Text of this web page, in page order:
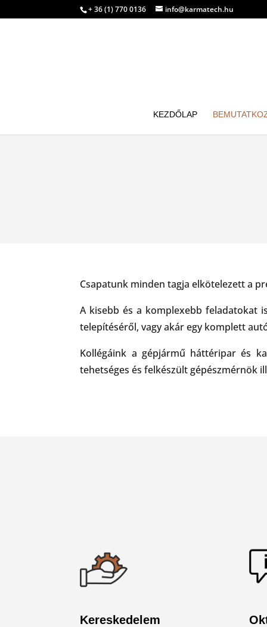
+ 36 (1) 770 0136 info@karmatech.hu
KEZDŐLAP
Csapatunk minden tagja elkötelezett a
A kisebb és a komplexebb feladatokat
telepítéséről, vagy akár egy komplett
Kollégáink a gépjármű háttéripar és
tehetséges és felkészült gépészmérnök
Kereskedelem